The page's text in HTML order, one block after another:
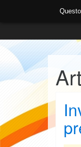
ASSOCIAZIONE